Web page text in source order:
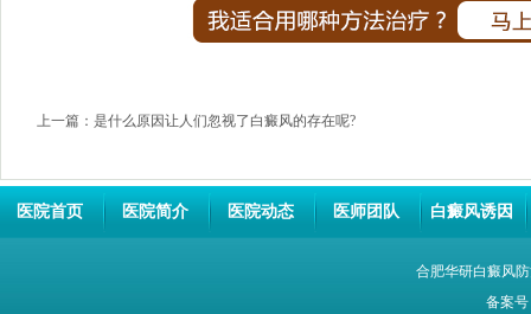
上一篇： 是什么原因让人们忽视了白癜风的存在呢?
医院首页 医院简介 医院动态 医师团队 白癜风诱因
合肥华研白癜风
备案号